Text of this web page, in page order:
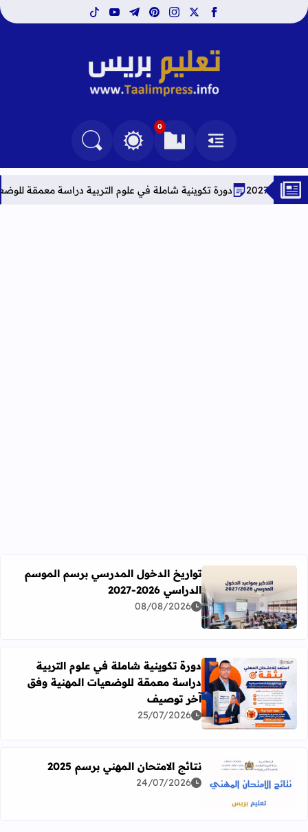
facebook
x
instagram
pinterest
telegram
youtube
tiktok
تعليم بريس TaalimPress
القائمة
0
العلامات المرجعيةالتغيير بين الوضع النهاري والداكن
البحث في المدونة
تكوينية شاملة في علوم التربية دراسة معمقة للوضعيات المهنية وفق
اقرأ المزيد عن تواريخ الدخول المدرسي برسم الموسم الدراسي 2026-
تواريخ الدخول المدرسي برسم الموسم
الدراسي 2026-2027
08/08/2026
اقرأ المزيد عن دورة تكوينية شاملة في علوم التربية
دورة تكوينية شاملة في علوم التربية
دراسة معمقة للوضعيات المهنية وفق
آخر توصيف
25/07/2026
اقرأ المزيد عن نتائج الامتحان المهني برسم 2025
نتائج الامتحان المهني برسم 2025
24/07/2026